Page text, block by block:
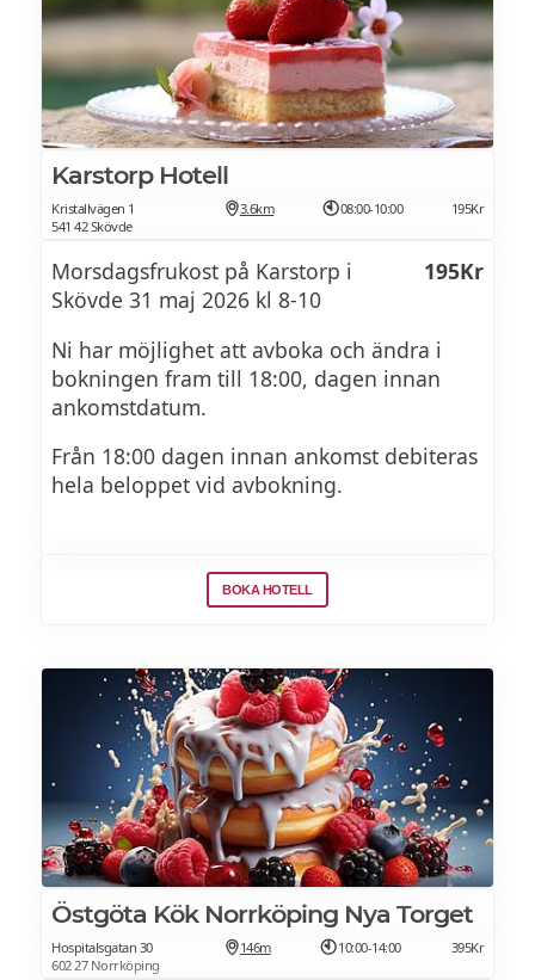
Sill – 3 sorter / matjessilltårta / rödlök /
gräddfil / ägg /
Västerbottensostpaj
​Lax – Gravad / kallrökt / varmrökt /
romcrème / hovmästarsås /
örtcrème / picklad rödlök / oliver
krutonger / vispat smör
TILLBEHÖR
Potatissallad med crème-fraiche, saltgurka,
purjolök & dill
Napolitanasallad med frö, groddar & örter
Mozzarellasallad med tomat, basilika och
Karstorp Hotell
Kristallvägen 1
541 42 Skövde
3.6km 08:00-10:00 195Kr
Morsdagsfrukost på Karstorp i
Skövde 31 maj 2026 kl 8-10
195Kr
Ni har möjlighet att avboka och ändra i
bokningen fram till 18:00, dagen innan
ankomstdatum.
Från 18:00 dagen innan ankomst debiteras
hela beloppet vid avbokning.
BOKA HOTELL
Östgöta Kök Norrköping Nya Torget
Hospitalsgatan 30
602 27 Norrköping
146m 10:00-14:00 395Kr